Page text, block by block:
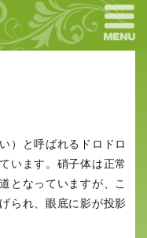
）と呼ばれるドロドロ
います。硝子体は正常
となっていますが、こ
られ、眼底に影が投影